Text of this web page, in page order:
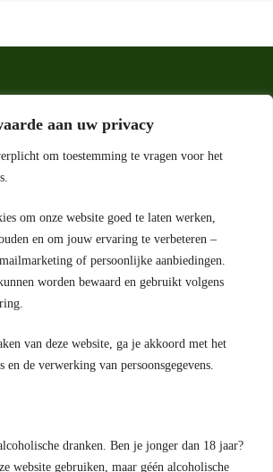
aan uw privacy
om toestemming te vragen voor het
om onze website goed te laten werken,
en om jouw ervaring te verbeteren –
of persoonlijke aanbiedingen.
worden bewaard en gebruikt volgens
van deze website, ga je akkoord met het
en de verwerking van persoonsgegevens.
dranken. Ben je jonger dan 18 jaar?
website gebruiken, maar géén alcoholische